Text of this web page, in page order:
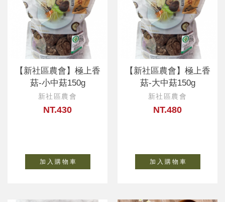
【新社區農會】極上香
菇-小中菇150g
新社區農會
NT.430
加 入 購 物 車
【新社區農會】極上香
菇-大中菇150g
新社區農會
NT.480
加 入 購 物 車